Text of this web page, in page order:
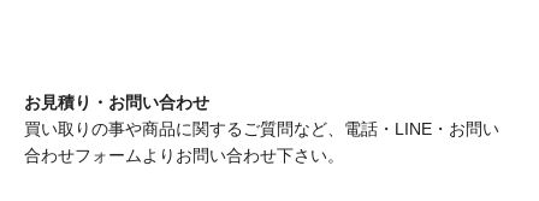
お見積り・お問い合わせ
買い取りの事や商品に関するご質問など、電話・LINE・お問い
合わせフォームよりお問い合わせ下さい。